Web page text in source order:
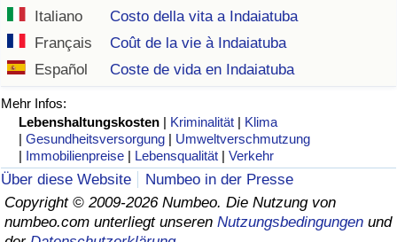
Italiano
Costo della vita a Indaiatuba
Français
Coût de la vie à Indaiatuba
Español
Coste de vida en Indaiatuba
Mehr Infos:
Lebenshaltungskosten | Kriminalität | Klima
|Gesundheitsversorgung | Umweltverschmutzung
| Immobilienpreise | Lebensqualität |Verkehr
Über diese Website
Numbeo in der Presse
Copyright © 2009-2026 Numbeo. Die Nutzung von
numbeo.com unterliegt unseren Nutzungsbedingungen und